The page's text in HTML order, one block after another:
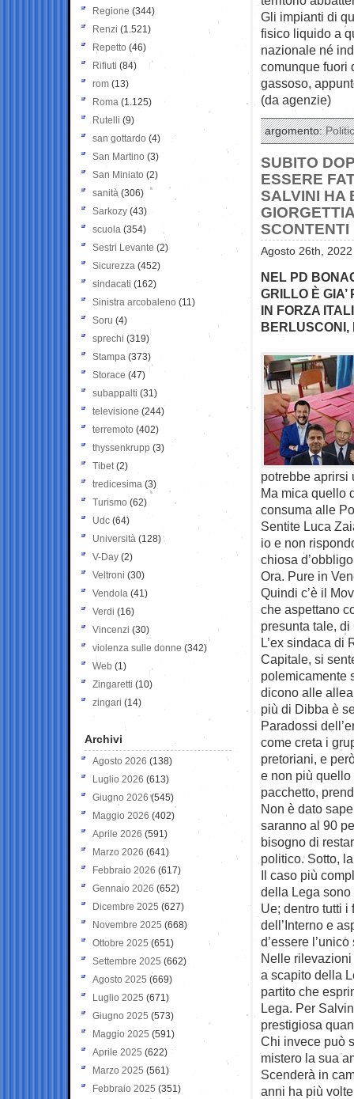
Gli impianti di
fisico liquido a
nazionale né
comunque fuori
gassoso,
(da agenzie)
argomento:
SUBITO
ESSERE
SALVINI HA
SCONTENTI
Agosto 26th,
NEL PD
GRILLO È
IN FORZA
BERLUSCONI,
potrebbe aprirsi
Ma mica quello
consuma alle
Sentite Luca
io e non
chiosa
Ora. Pure in
Quindi c’è il
che aspettano
presunta tale,
L’ex sindaca di
Capitale, si
polemicamente
dicono alle
più di Dibba è
Paradossi
come creta i
pretoriani, e
e non più
pacchetto,
Non è dato
saranno al 90
bisogno di
politico. Sotto,
Il caso più
della Lega
Ue; dentro tutti i
dell’Interno e
d’essere
Nelle
a scapito della
partito che
Lega. Per
prestigiosa
Chi invece può
mistero la sua
Scenderà in
anni ha più
Regione (344)
Renzi (1.521)
Repetto (46)
Rifiuti (84)
rom (13)
Roma (1.125)
Rutelli (9)
san gottardo (4)
San Martino (3)
San Miniato (2)
sanità (306)
Sarkozy (43)
scuola (354)
Sestri Levante (2)
Sicurezza (452)
sindacati (162)
Sinistra arcobaleno (11)
Soru (4)
sprechi (319)
Stampa (373)
Storace (47)
subappalti (31)
televisione(244)
terremoto (402)
thyssenkrupp (3)
Tibet(2)
tredicesima (3)
Turismo (62)
Udc (64)
Università (128)
V-Day (2)
Veltroni (30)
Vendola (41)
Verdi (16)
Vincenzi (30)
violenza sulle donne (342)
Web (1)
Zingaretti (10)
zingari (14)
Archivi
Agosto 2026 (138)
Luglio 2026 (613)
Giugno 2026 (545)
Maggio 2026 (402)
Aprile 2026 (591)
Marzo 2026 (641)
Febbraio 2026 (617)
Gennaio 2026 (652)
Dicembre 2025 (627)
Novembre 2025 (668)
Ottobre 2025 (651)
Settembre 2025 (662)
Agosto 2025 (669)
Luglio 2025 (671)
Giugno 2025 (573)
Maggio 2025 (591)
Aprile 2025 (622)
Marzo 2025 (561)
Febbraio 2025 (351)